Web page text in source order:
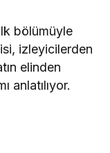
bölümüyle
izleyicilerden
elinden
anlatılıyor.